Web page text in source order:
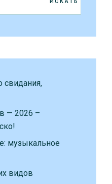
ИСКАТЬ
свидания,
— 2026 –
музыкальное
видов